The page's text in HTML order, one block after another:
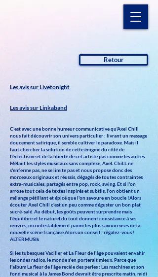
Retour
Les avis sur Livetonight
Les avis sur Linkaband
C’est avec une bonne humeur communicative qu'Axel Chill
nous fait découvrir son univers particulier : livrant un message
doucement satirique, il semble cultiver le paradoxe. Mais il
faut chercher la solution de cette énigme du côté de
l'éclectisme et de la liberté de cet artiste pas comme les autres.
Mêlant les styles musicaux sans complexe, AxeL ChiLL ne
s'enferme pas, ne se limite pas et nous propose donc des
morceaux originaux et réussis, dégagés de toutes contraintes
extra-musicales, partagés entre pop, rock, swing. Et si l'on
arrose tout cela de textes inspirés et subtils, l'on obtient un
mélange pétillant et épicé que l'on savoure en boucle !Alors
écouter Axel Chill c'est un peu comme déguster un bon plat
sucré-salé. Au début, les goûts peuvent surprendre mais
l'équilibre et le naturel du tout donnent consistance à ses
œuvres, incontestablement parmi les plus savoureuses de la
nouvelle scène française.Alors un conseil : régalez-vous !
ALTERMUSIk
Si les tubesques Vaciller et La Fleur de l'âge pouvaient envahir
les ondes radios, le monde s'en porterait mieux. Parce que
l'album La fleur de l'âge recèle des perles : Les machines et son
fond musical à la James Bond devrait être prescrite matin, midi